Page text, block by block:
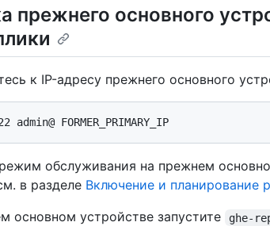
прежнего основного
к IP-адресу прежнего основного
обслуживания на прежнем
в разделе Включение и планирование
основном устройстве запустите
ghe-